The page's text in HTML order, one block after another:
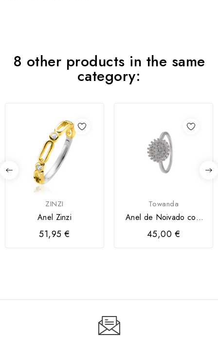
8 other products in the same
category:
ZINZI
Anel Zinzi
51,95 €
Towanda
Anel de Noivado com
Zircónias
45,00 €